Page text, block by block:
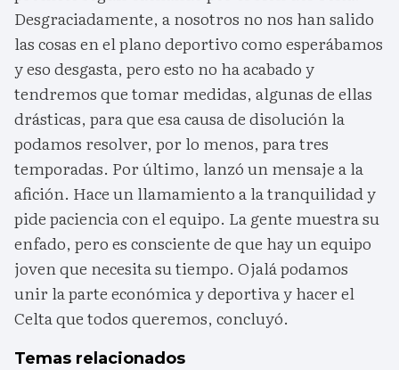
Desgraciadamente, a nosotros no nos han salido
las cosas en el plano deportivo como esperábamos
y eso desgasta, pero esto no ha acabado y
tendremos que tomar medidas, algunas de ellas
drásticas, para que esa causa de disolución la
podamos resolver, por lo menos, para tres
temporadas. Por último, lanzó un mensaje a la
afición. Hace un llamamiento a la tranquilidad y
pide paciencia con el equipo. La gente muestra su
enfado, pero es consciente de que hay un equipo
joven que necesita su tiempo. Ojalá podamos
unir la parte económica y deportiva y hacer el
Celta que todos queremos, concluyó.
Temas relacionados